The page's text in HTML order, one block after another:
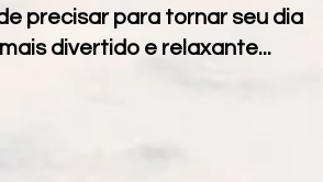
precisar para tornar seu dia
divertido e relaxante...